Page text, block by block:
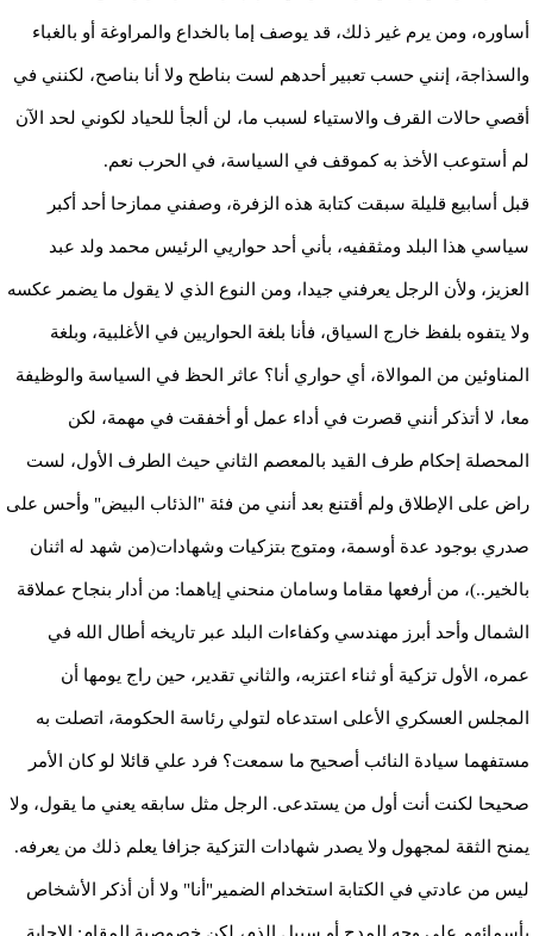
أساوره، ومن يرم غير ذلك، قد يوصف إما بالخداع والمراوغة أو بالغباء
والسذاجة، إنني حسب تعبير أحدهم لست بناطح ولا أنا بناصح، لكنني في
أقصي حالات القرف والاستياء لسبب ما، لن ألجأ للحياد لكوني لحد الآن
لم أستوعب الأخذ به كموقف في السياسة، في الحرب نعم.
قبل أسابيع قليلة سبقت كتابة هذه الزفرة، وصفني ممازحا أحد أكبر
سياسي هذا البلد ومثقفيه، بأني أحد حواريي الرئيس محمد ولد عبد
العزيز، ولأن الرجل يعرفني جيدا، ومن النوع الذي لا يقول ما يضمر عكسه
ولا يتفوه بلفظ خارج السياق، فأنا بلغة الحواريين في الأغلبية، وبلغة
المناوئين من الموالاة، أي حواري أنا؟ عاثر الحظ في السياسة والوظيفة
معا، لا أتذكر أنني قصرت في أداء عمل أو أخفقت في مهمة، لكن
المحصلة إحكام طرف القيد بالمعصم الثاني حيث الطرف الأول، لست
راض على الإطلاق ولم أقتنع بعد أنني من فئة "الذئاب البيض" وأحس على
صدري بوجود عدة أوسمة، ومتوج بتزكيات وشهادات(من شهد له اثنان
بالخير..)، من أرفعها مقاما وسامان منحني إياهما: من أدار بنجاح عملاقة
الشمال وأحد أبرز مهندسي وكفاءات البلد عبر تاريخه أطال الله في
عمره، الأول تزكية أو ثناء اعتزبه، والثاني تقدير، حين راج يومها أن
المجلس العسكري الأعلى استدعاه لتولي رئاسة الحكومة، اتصلت به
مستفهما سيادة النائب أصحيح ما سمعت؟ فرد علي قائلا لو كان الأمر
صحيحا لكنت أنت أول من يستدعى. الرجل مثل سابقه يعني ما يقول، ولا
يمنح الثقة لمجهول ولا يصدر شهادات التزكية جزافا يعلم ذلك من يعرفه.
ليس من عادتي في الكتابة استخدام الضمير"أنا" ولا أن أذكر الأشخاص